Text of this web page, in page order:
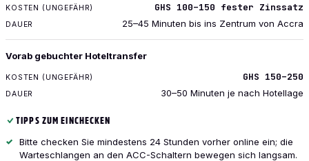
GHS 100–150 fester Zinssatz
25–45 Minuten bis ins Zentrum von Accra
Vorab gebuchter Hoteltransfer
GHS 150–250
30–50 Minuten je nach Hotellage
TIPPS ZUM EINCHECKEN
Bitte checken Sie mindestens 24 Stunden vorher online ein; die
Warteschlangen an den ACC-Schaltern bewegen sich langsam.